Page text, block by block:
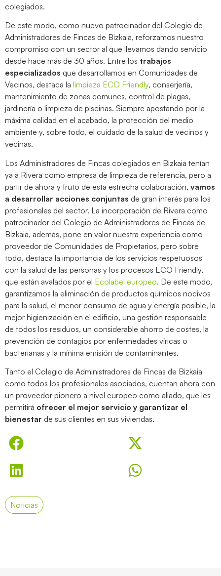
colegiados.
De este modo, como nuevo patrocinador del Colegio de
Administradores de Fincas de Bizkaia, reforzamos nuestro
compromiso con un sector al que llevamos dando servicio
desde hace más de 30 años. Entre los trabajos
especializados que desarrollamos en Comunidades de
Vecinos, destaca la limpieza ECO Friendly, conserjería,
mantenimiento de zonas comunes, control de plagas,
jardinería o limpieza de piscinas. Siempre apostando por la
máxima calidad en el acabado, la protección del medio
ambiente y, sobre todo, el cuidado de la salud de vecinos y
vecinas.
Los Administradores de Fincas colegiados en Bizkaia tenían
ya a Rivera como empresa de limpieza de referencia, pero a
partir de ahora y fruto de esta estrecha colaboración, vamos
a desarrollar acciones conjuntas de gran interés para los
profesionales del sector. La incorporación de Rivera como
patrocinador del Colegio de Administradores de Fincas de
Bizkaia, además, pone en valor nuestra experiencia como
proveedor de Comunidades de Propietarios, pero sobre
todo, destaca la importancia de los servicios respetuosos
con la salud de las personas y los procesos ECO Friendly,
que están avalados por el Ecolabel europeo. De este modo,
garantizamos la eliminación de productos químicos nocivos
para la salud, el menor consumo de agua y energía posible, la
mejor higienización en el edificio, una gestión responsable
de todos los residuos, un considerable ahorro de costes, la
prevención de contagios por enfermedades víricas o
bacterianas y la mínima emisión de contaminantes.
Tanto el Colegio de Administradores de Fincas de Bizkaia
como todos los profesionales asociados, cuentan ahora con
un proveedor pionero a nivel europeo como aliado, que les
permitirá ofrecer el mejor servicio y garantizar el
bienestar de sus clientes en sus viviendas.
Noticias